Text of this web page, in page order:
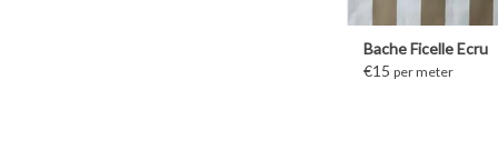
Bache Ficelle Ecru
€15 per meter